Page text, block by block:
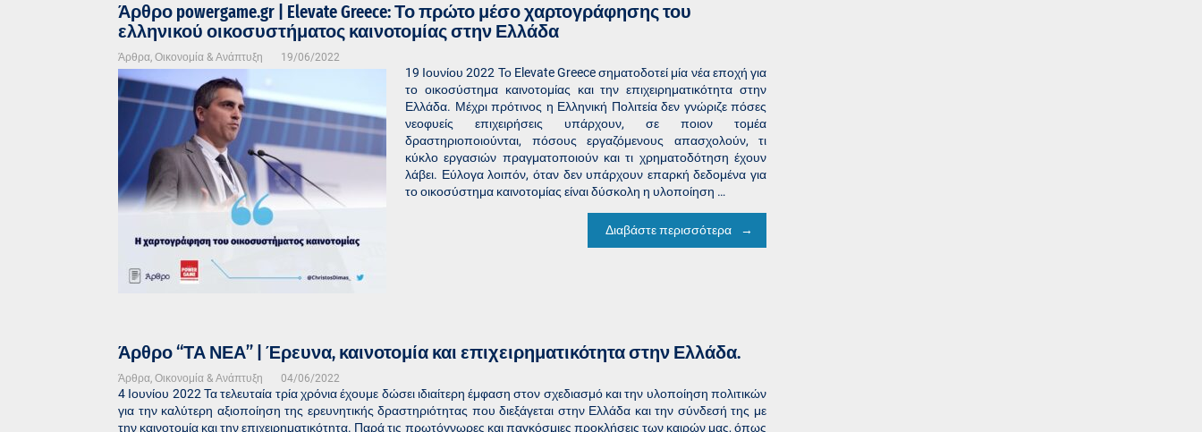
Άρθρο powergame.gr | Elevate Greece: Το πρώτο μέσο χαρτογράφησης του
ελληνικού οικοσυστήματος καινοτομίας στην Ελλάδα
Άρθρα, Οικονομία & Ανάπτυξη 19/06/2022
19 Ιουνίου 2022 Το Elevate Greece σηματοδοτεί μία νέα εποχή για
το οικοσύστημα καινοτομίας και την επιχειρηματικότητα στην
Ελλάδα. Μέχρι πρότινος η Ελληνική Πολιτεία δεν γνώριζε πόσες
νεοφυείς επιχειρήσεις υπάρχουν, σε ποιον τομέα
δραστηριοποιούνται, πόσους εργαζόμενους απασχολούν, τι
κύκλο εργασιών πραγματοποιούν και τι χρηματοδότηση έχουν
λάβει. Εύλογα λοιπόν, όταν δεν υπάρχουν επαρκή δεδομένα για
το οικοσύστημα καινοτομίας είναι δύσκολη η υλοποίηση …
Διαβάστε περισσότερα
Άρθρο “ΤΑ ΝΕΑ” | Έρευνα, καινοτομία και επιχειρηματικότητα στην Ελλάδα.
Άρθρα, Οικονομία & Ανάπτυξη 04/06/2022
4 Ιουνίου 2022 Τα τελευταία τρία χρόνια έχουμε δώσει ιδιαίτερη έμφαση στον σχεδιασμό και την υλοποίηση πολιτικών
για την καλύτερη αξιοποίηση της ερευνητικής δραστηριότητας που διεξάγεται στην Ελλάδα και την σύνδεσή της με
την καινοτομία και την επιχειρηματικότητα. Παρά τις πρωτόγνωρες και παγκόσμιες προκλήσεις των καιρών μας, όπως